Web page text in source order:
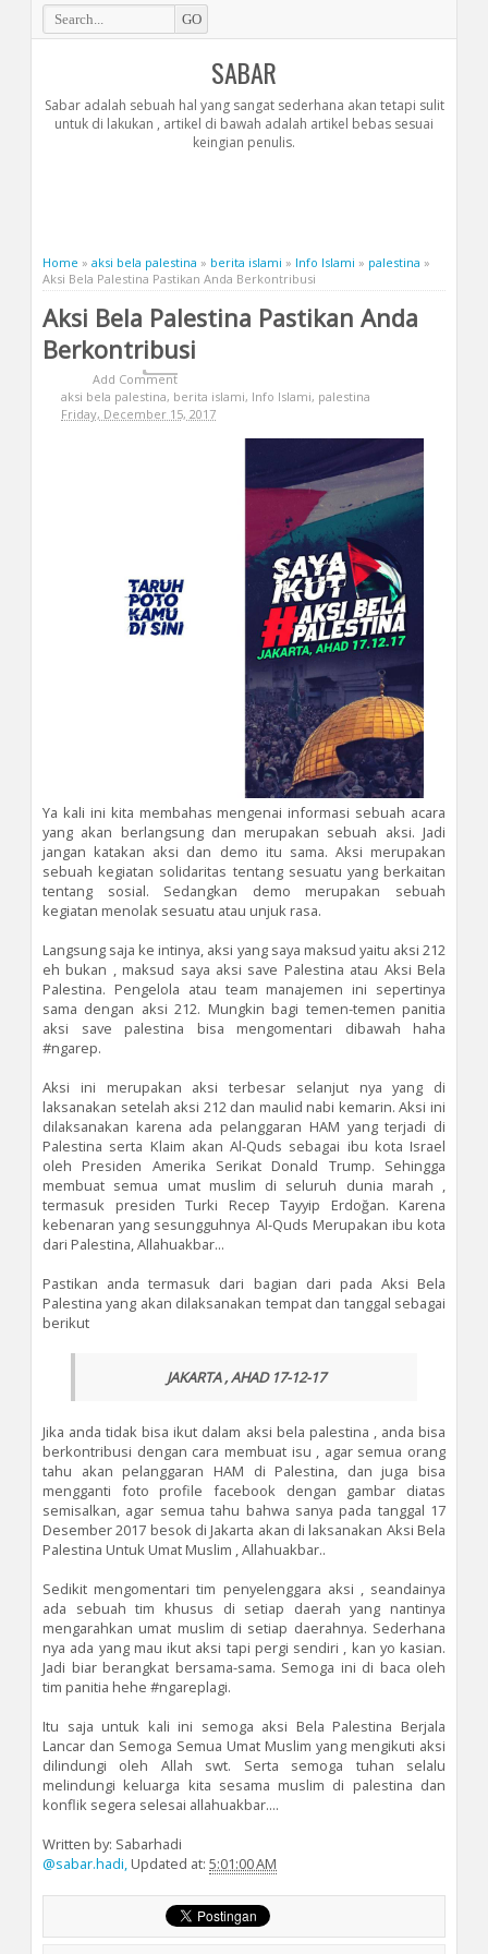
SABAR
Sabar adalah sebuah hal yang sangat sederhana akan tetapi sulit
untuk di lakukan , artikel di bawah adalah artikel bebas sesuai
keingian penulis.
Home » aksi bela palestina » berita islami » Info Islami » palestina »
Aksi Bela Palestina Pastikan Anda Berkontribusi
Aksi Bela Palestina Pastikan Anda
Berkontribusi
Add Comment
aksi bela palestina, berita islami, Info Islami, palestina
Friday, December 15, 2017
Ya kali ini kita membahas mengenai informasi sebuah acara
yang akan berlangsung dan merupakan sebuah aksi. Jadi
jangan katakan aksi dan demo itu sama. Aksi merupakan
sebuah kegiatan solidaritas tentang sesuatu yang berkaitan
tentang sosial. Sedangkan demo merupakan sebuah
kegiatan menolak sesuatu atau unjuk rasa.
Langsung saja ke intinya, aksi yang saya maksud yaitu aksi 212
eh bukan , maksud saya aksi save Palestina atau Aksi Bela
Palestina. Pengelola atau team manajemen ini sepertinya
sama dengan aksi 212. Mungkin bagi temen-temen panitia
aksi save palestina bisa mengomentari dibawah haha
#ngarep.
Aksi ini merupakan aksi terbesar selanjut nya yang di
laksanakan setelah aksi 212 dan maulid nabi kemarin. Aksi ini
dilaksanakan karena ada pelanggaran HAM yang terjadi di
Palestina serta Klaim akan Al-Quds sebagai ibu kota Israel
oleh Presiden Amerika Serikat Donald Trump. Sehingga
membuat semua umat muslim di seluruh dunia marah ,
termasuk presiden Turki Recep Tayyip Erdoğan. Karena
kebenaran yang sesungguhnya Al-Quds Merupakan ibu kota
dari Palestina, Allahuakbar...
Pastikan anda termasuk dari bagian dari pada Aksi Bela
Palestina yang akan dilaksanakan tempat dan tanggal sebagai
berikut
JAKARTA , AHAD 17-12-17
Jika anda tidak bisa ikut dalam aksi bela palestina , anda bisa
berkontribusi dengan cara membuat isu , agar semua orang
tahu akan pelanggaran HAM di Palestina, dan juga bisa
mengganti foto profile facebook dengan gambar diatas
semisalkan, agar semua tahu bahwa sanya pada tanggal 17
Desember 2017 besok di Jakarta akan di laksanakan Aksi Bela
Palestina Untuk Umat Muslim , Allahuakbar..
Sedikit mengomentari tim penyelenggara aksi , seandainya
ada sebuah tim khusus di setiap daerah yang nantinya
mengarahkan umat muslim di setiap daerahnya. Sederhana
nya ada yang mau ikut aksi tapi pergi sendiri , kan yo kasian.
Jadi biar berangkat bersama-sama. Semoga ini di baca oleh
tim panitia hehe #ngareplagi.
Itu saja untuk kali ini semoga aksi Bela Palestina Berjala
Lancar dan Semoga Semua Umat Muslim yang mengikuti aksi
dilindungi oleh Allah swt. Serta semoga tuhan selalu
melindungi keluarga kita sesama muslim di palestina dan
konflik segera selesai allahuakbar....
Written by: Sabarhadi
@sabar.hadi, Updated at: 5:01:00 AM